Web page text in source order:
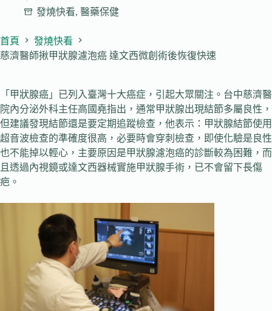
發燒快看, 醫藥保健
首頁
發燒快看
慈濟醫師揪甲狀腺濾泡癌 達文西微創術後恢復快速
「甲狀腺癌」已列入臺灣十大癌症，引起大眾關注。台中慈濟醫
院內分泌外科主任高國堯指出，通常甲狀腺出現結節多屬良性，
但建議發現結節還是要定期追蹤檢查，他表示：甲狀腺結節使用
超音波檢查的準確度很高，必要時會穿刺檢查，即使化驗是良性
也不能掉以輕心，主要原因是甲狀腺濾泡癌的診斷較為困難，而
且透過內視鏡或達文西器械實施甲狀腺手術，已不會留下長傷
疤。